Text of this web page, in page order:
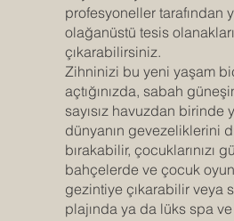
profesyoneller tarafından
olağanüstü tesis
çıkarabilirsiniz.
Zihninizi bu yeni yaşam
açtığınızda, sabah
sayısız havuzdan birinde
dünyanın gevezeliklerini
bırakabilir, çocuklarınızı
bahçelerde ve çocuk
gezintiye çıkarabilir veya
plajında ya da lüks spa ve